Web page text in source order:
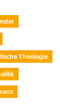
Theologie